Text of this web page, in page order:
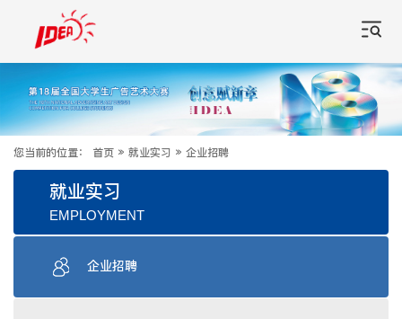
您当前的位置： 首页 » 就业实习 » 企业招聘
就业实习
EMPLOYMENT
企业招聘